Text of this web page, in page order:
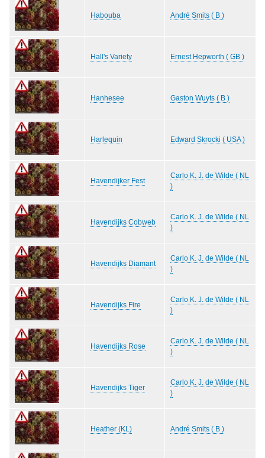
Habouba André Smits ( B )
Hall's Variety Ernest Hepworth ( GB )
Hanhesee Gaston Wuyts ( B )
Harlequin Edward Skrocki ( USA )
Havendijker Fest
Carlo K. J. de Wilde ( NL
)
Havendijks Cobweb
Carlo K. J. de Wilde ( NL
)
Havendijks Diamant
Carlo K. J. de Wilde ( NL
)
Havendijks Fire
Carlo K. J. de Wilde ( NL
)
Havendijks Rose
Carlo K. J. de Wilde ( NL
)
Havendijks Tiger
Carlo K. J. de Wilde ( NL
)
Heather (KL) André Smits ( B )